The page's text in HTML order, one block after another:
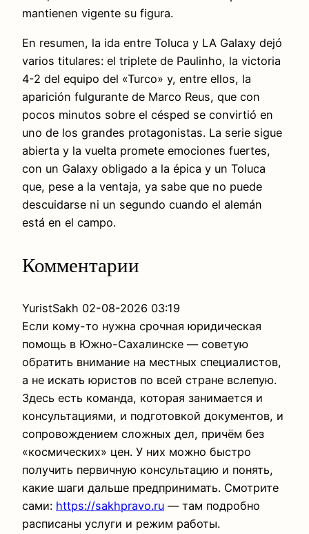
mantienen vigente su figura.
En resumen, la ida entre Toluca y LA Galaxy dejó
varios titulares: el triplete de Paulinho, la victoria
4-2 del equipo del «Turco» y, entre ellos, la
aparición fulgurante de Marco Reus, que con
pocos minutos sobre el césped se convirtió en
uno de los grandes protagonistas. La serie sigue
abierta y la vuelta promete emociones fuertes,
con un Galaxy obligado a la épica y un Toluca
que, pese a la ventaja, ya sabe que no puede
descuidarse ni un segundo cuando el alemán
está en el campo.
Комментарии
YuristSakh 02-08-2026 03:19
Если кому-то нужна срочная юридическая
помощь в Южно-Сахалинске — советую
обратить внимание на местных специалистов,
а не искать юристов по всей стране вслепую.
Здесь есть команда, которая занимается и
консультациями, и подготовкой документов, и
сопровождением сложных дел, причём без
«космических» цен. У них можно быстро
получить первичную консультацию и понять,
какие шаги дальше предпринимать. Смотрите
сами: https://sakhpravo.ru — там подробно
расписаны услуги и режим работы.